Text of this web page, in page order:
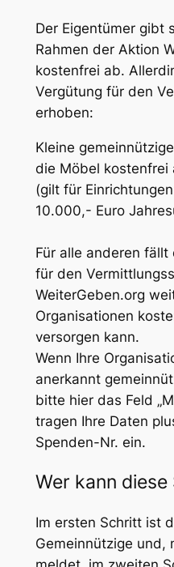
Der Eigentümer gibt
Rahmen der Aktion
kostenfrei ab.
Vergütung für den
erhoben:
Kleine
die Möbel kostenfrei
(gilt für
10.000,- Euro
Für alle anderen fällt
für den
WeiterGeben.org
Organisationen
versorgen kann.
Wenn Ihre
anerkannt
bitte hier das Feld
tragen Ihre Daten
Spenden-Nr. ein.
Wer kann
Im ersten Schritt ist
Gemeinnützige und,